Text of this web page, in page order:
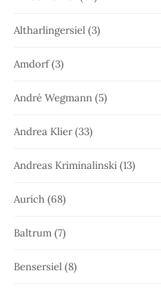
Altharlingersiel (3)
Amdorf(3)
André Wegmann (5)
Andrea Klier(33)
Andreas Kriminalinski (13)
Aurich (68)
Baltrum (7)
Bensersiel (8)